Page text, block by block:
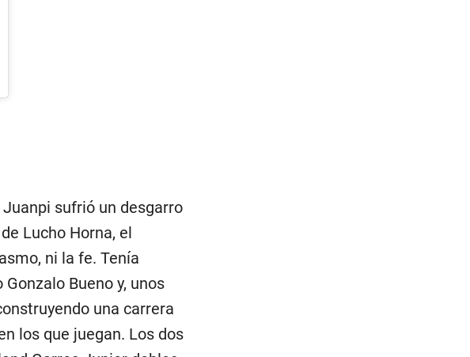
sufrió un desgarro
Lucho Horna, el
ni la fe. Tenía
Bueno y, unos
una carrera
los que juegan. Los dos